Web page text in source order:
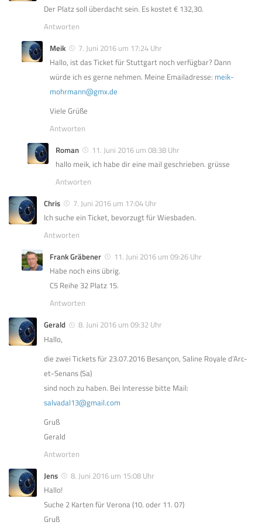
Der Platz soll überdacht sein. Es kostet € 132,30.
Antworten
Meik
7. Juni 2016 um 17:24 Uhr
Hallo, ist das Ticket für Stuttgart noch verfügbar? Dann
würde ich es gerne nehmen. Meine Emailadresse: meik-
mohrmann@gmx.de
Viele Grüße
Antworten
Roman
11. Juni 2016 um 08:38 Uhr
hallo meik, ich habe dir eine mail geschrieben. grüsse
Antworten
Chris
7. Juni 2016 um 17:04 Uhr
Ich suche ein Ticket, bevorzugt für Wiesbaden.
Antworten
Frank Gräbener
11. Juni 2016 um 09:26 Uhr
Habe noch eins übrig.
C5 Reihe 32 Platz 15.
Antworten
Gerald
8. Juni 2016 um 09:32 Uhr
Hallo,
die zwei Tickets für 23.07.2016 Besançon, Saline Royale d’Arc-
et-Senans (Sa)
sind noch zu haben. Bei Interesse bitte Mail:
salvadal13@gmail.com
Gruß
Gerald
Antworten
Jens
8. Juni 2016 um 15:08 Uhr
Hallo!
Suche 2 Karten für Verona (10. oder 11. 07)
Gruß